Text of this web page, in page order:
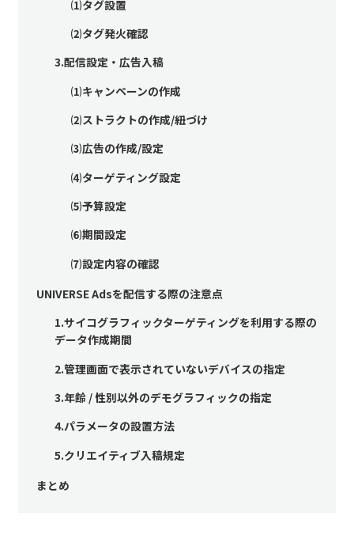
⑴タグ設置
⑵タグ発火確認
3.配信設定・広告入稿
⑴キャンペーンの作成
⑵ストラクトの作成/紐づけ
⑶広告の作成/設定
⑷ターゲティング設定
⑸予算設定
⑹期間設定
⑺設定内容の確認
UNIVERSE Adsを配信する際の注意点
1.サイコグラフィックターゲティングを利用する際の
データ作成期間
2.管理画面で表示されていないデバイスの指定
3.年齢 / 性別以外のデモグラフィックの指定
4.パラメータの設置方法
5.クリエイティブ入稿規定
まとめ